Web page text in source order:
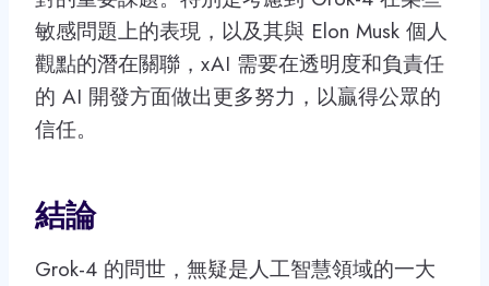
敏感問題上的表現，以及其與 Elon Musk 個人
觀點的潛在關聯，xAI 需要在透明度和負責任
的 AI 開發方面做出更多努力，以贏得公眾的
信任。
結論
Grok-4 的問世，無疑是人工智慧領域的一大